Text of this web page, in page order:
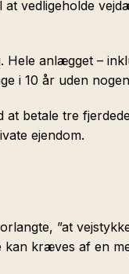
vedligeholde
anlægget –
i 10 år uden
at betale tre
ejendom.
”at
kræves af en